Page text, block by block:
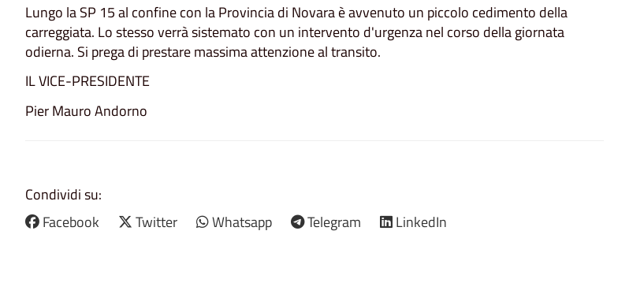
Lungo la SP 15 al confine con la Provincia di Novara è avvenuto un piccolo cedimento della
carreggiata. Lo stesso verrà sistemato con un intervento d'urgenza nel corso della giornata
odierna. Si prega di prestare massima attenzione al transito.
IL VICE-PRESIDENTE
Pier Mauro Andorno
Condividi su:
Facebook
Twitter Whatsapp Telegram LinkedIn